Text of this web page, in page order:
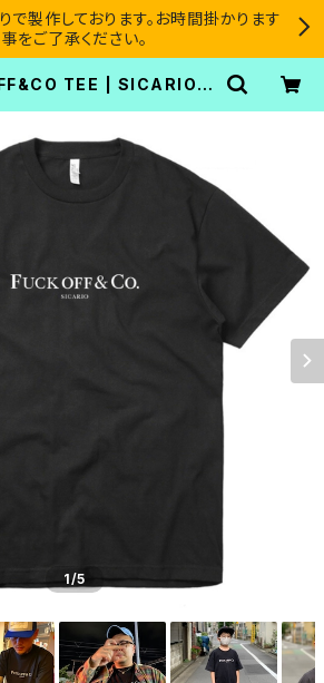
製作しております。お時間掛かります
事をご了承ください。
TEE | SICARIO C
1/5